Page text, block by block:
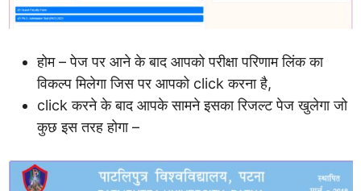
होम – पेज पर आने के बाद आपको परीक्षा परिणाम लिंक का
विकल्प मिलेगा जिस पर आपको click करना है,
click करने के बाद आपके सामने इसका रिजल्ट पेज खुलेगा जो
कुछ इस तरह होगा –